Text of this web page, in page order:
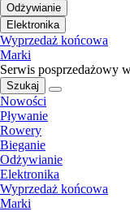
Odżywianie
Elektronika
Wyprzedaż końcowa
Marki
Serwis posprzedażowy
Szukaj
Nowości
Pływanie
Rowery
Bieganie
Odżywianie
Elektronika
Wyprzedaż końcowa
Marki